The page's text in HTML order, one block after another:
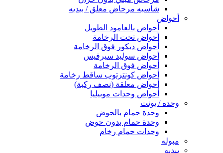
شاسيه مرحاض معلق / بيديه
أحواض
أحواض بالعامود الطويل
أحواض تحت الرخامة
أحواض ديكور فوق الرخامة
أحواض سوليد سيرفيس
أحواض فوق الرخامة
أحواض كونترتوب ساقط رخامة
أحواض معلقة (نصف ركبة)
أحواض وحدات موبيليا
وحده / يونت
وحدة حمام بالحوض
وحدة حمام بدون حوض
وحدات حمام رخام
مبوله
بيديه